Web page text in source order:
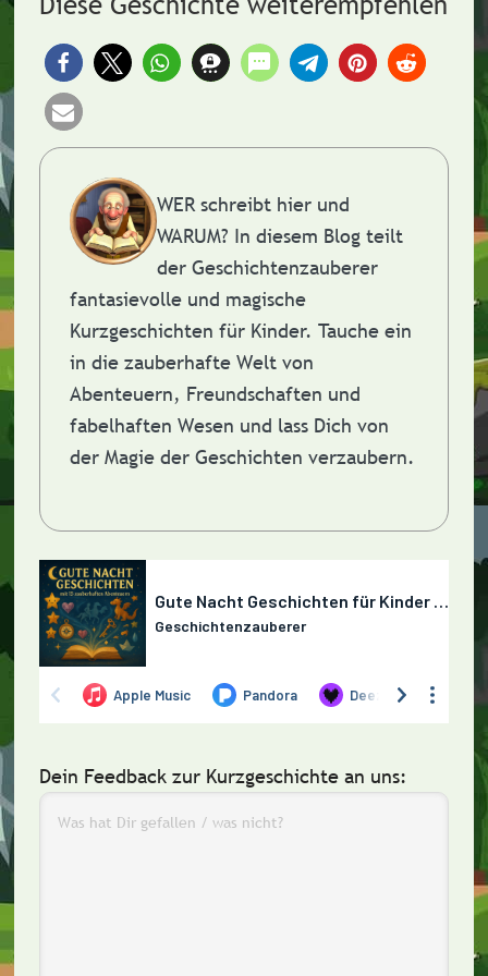
WER schreibt hier und
WARUM? In diesem Blog teilt
der Geschichtenzauberer
fantasievolle und magische
Kurzgeschichten für Kinder. Tauche ein
in die zauberhafte Welt von
Abenteuern, Freundschaften und
fabelhaften Wesen und lass Dich von
der Magie der Geschichten verzaubern.
Dein Feedback zur Kurzgeschichte an uns: